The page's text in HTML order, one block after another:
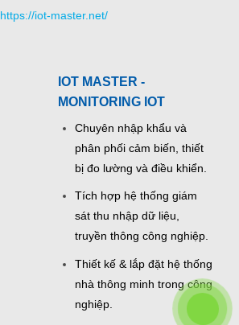
https://iot-master.net/
IOT MASTER -
MONITORING IOT
Chuyên nhập khẩu và
phân phối cảm biến, thiết
bị đo lường và điều khiển.
Tích hợp hệ thống giám
sát thu nhập dữ liệu,
truyền thông công nghiệp.
Thiết kế & lắp đặt hệ thống
nhà thông minh trong công
nghiệp.